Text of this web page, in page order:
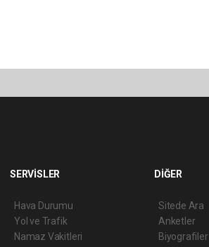
SERVİSLER
Hava Durumu
Yol ve Trafik
Namaz Vakitleri
DİĞER
Sitede Ara
Anketler
Biyografiler